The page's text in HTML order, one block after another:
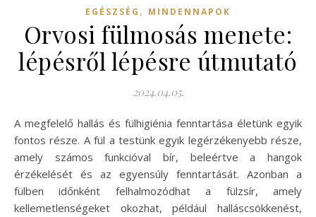
EGÉSZSÉG , MINDENNAPOK
Orvosi fülmosás menete:
lépésről lépésre útmutató
2024.04.05.
A megfelelő hallás és fülhigiénia fenntartása életünk egyik
fontos része. A fül a testünk egyik legérzékenyebb része,
amely számos funkcióval bír, beleértve a hangok
érzékelését és az egyensúly fenntartását. Azonban a
fülben időnként felhalmozódhat a fülzsír, amely
kellemetlenségeket okozhat, például halláscsökkenést,